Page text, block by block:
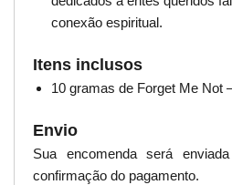
conexão espiritual.
Itens inclusos
10 gramas de Forget Me Not
Envio
Sua encomenda será
confirmação do pagamento.